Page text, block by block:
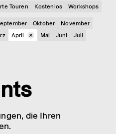
Touren Kostenlos Workshops
Oktober
November
April Mai Juni Juli
die Ihren